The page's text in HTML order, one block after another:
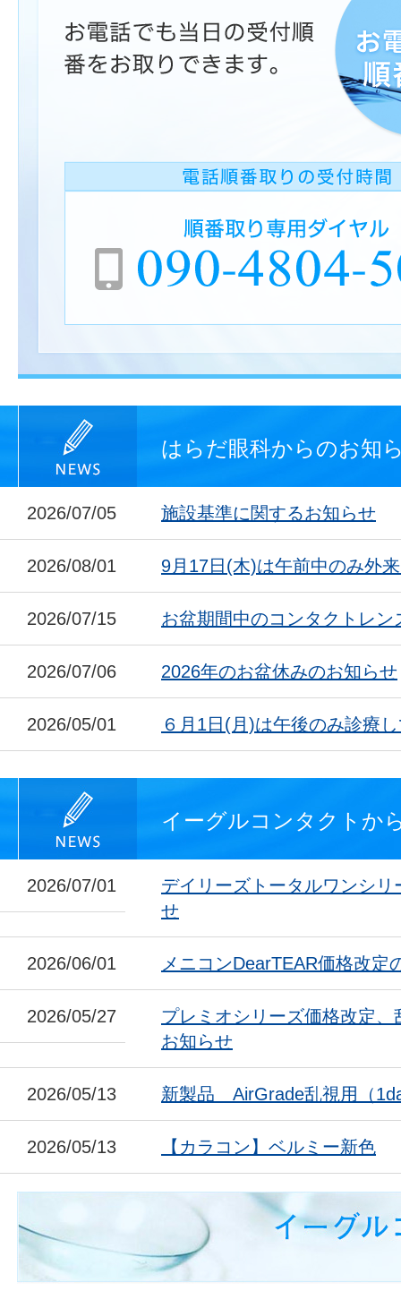
はらだ眼科からのお知
2026/07/05 施設基準に関するお知らせ
2026/08/01 9月17日(木)は午前中のみ外
2026/07/15 お盆期間中のコンタクトレン
2026/07/06 2026年のお盆休みのお知らせ
2026/05/01 ６月1日(月)は午後のみ診療
イーグルコンタクトか
2026/07/01
デイリーズトータルワンシ
せ
2026/06/01 メニコンDearTEAR価格改定
2026/05/27
プレミオシリーズ価格改定
お知らせ
2026/05/13 新製品 AirGrade乱視用（
2026/05/13 【カラコン】ベルミー新色